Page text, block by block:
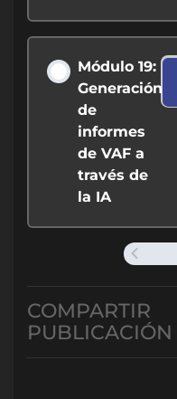
Módulo 19:
Generación
de
informes
de VAF a
través de
la IA
COMPARTIR
PUBLICACIÓN